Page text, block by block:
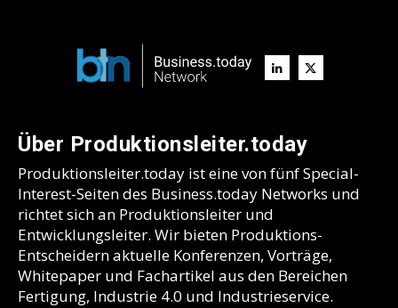
Über Produktionsleiter.today
Produktionsleiter.today ist eine von fünf Special-
Interest-Seiten des Business.today Networks und
richtet sich an Produktionsleiter und
Entwicklungsleiter. Wir bieten Produktions-
Entscheidern aktuelle Konferenzen, Vorträge,
Whitepaper und Fachartikel aus den Bereichen
Fertigung, Industrie 4.0 und Industrieservice.